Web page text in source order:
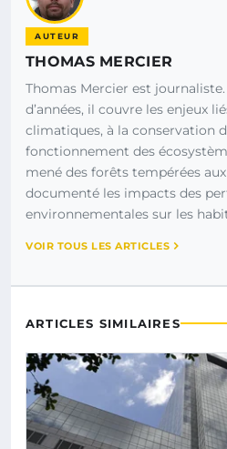
AUTEUR
THOMAS MERCIER
Thomas Mercier est
d’années, il couvre les enjeux
climatiques, à la conservation
fonctionnement des
mené des forêts tempérées
documenté les impacts des
environnementales sur les
VOIR TOUS LES ARTICLES
ARTICLES SIMILAIRES